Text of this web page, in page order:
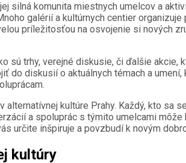
silná komunita miestnych umelcov a
galérií a kultúrnych centier
príležitosťou na osvojenie si nových
sú trhy, verejné diskusie, či ďalšie
do diskusií o aktuálnych témach a
kultúre Prahy. Každý, kto
a spoluprác s týmito umelcami
určite inšpiruje a povzbudí k novým
kultúry